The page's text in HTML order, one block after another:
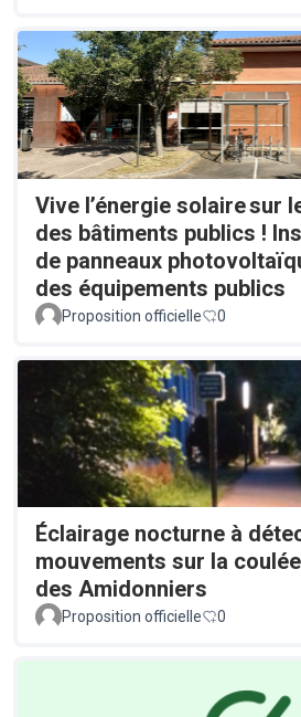
Vive l’énergie solaire sur
des bâtiments publics !
de panneaux
des équipements publics
Proposition officielle 0
Éclairage nocturne à
mouvements sur la
des Amidonniers
Proposition officielle 0